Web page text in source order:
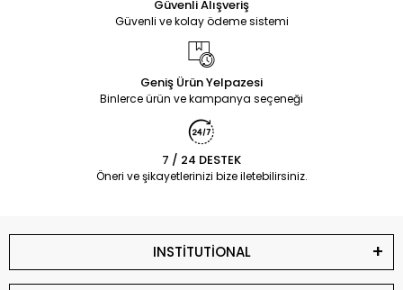
Güvenli Alışveriş
Güvenli ve kolay ödeme sistemi
Geniş Ürün Yelpazesi
Binlerce ürün ve kampanya seçeneği
7 / 24 DESTEK
Öneri ve şikayetlerinizi bize iletebilirsiniz.
INSTİTUTİONAL